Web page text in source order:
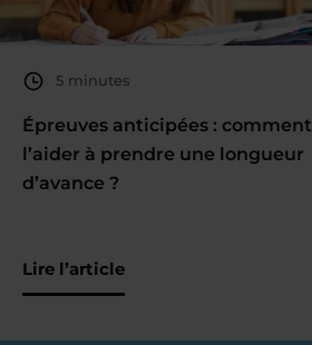
5 minutes
Épreuves anticipées : comment
l’aider à prendre une longueur
d’avance ?
Lire l’article